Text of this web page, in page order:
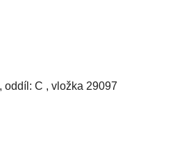
oddíl: C , vložka 29097